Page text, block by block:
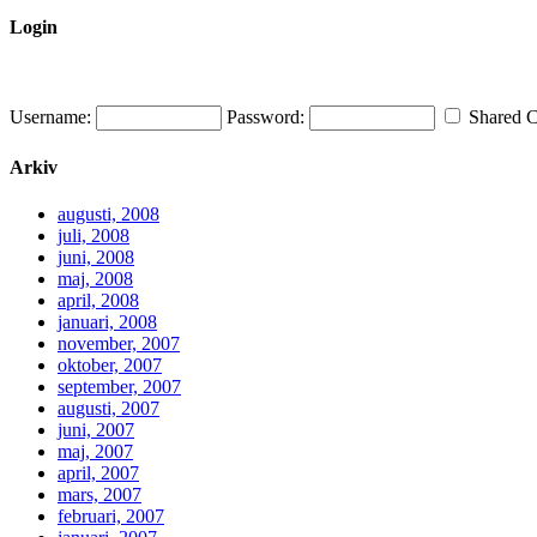
Login
Username: Password: Shared
Arkiv
augusti, 2008
juli, 2008
juni, 2008
maj, 2008
april, 2008
januari, 2008
november, 2007
oktober, 2007
september, 2007
augusti, 2007
juni, 2007
maj, 2007
april, 2007
mars, 2007
februari, 2007